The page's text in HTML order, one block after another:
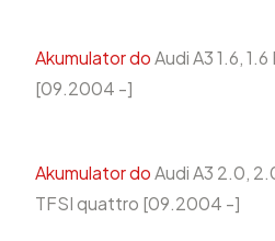
Akumulator doAudi A3 1.6,
[09.2004 -]
Akumulator doAudi A3 2.0,
TFSI quattro [09.2004 -]